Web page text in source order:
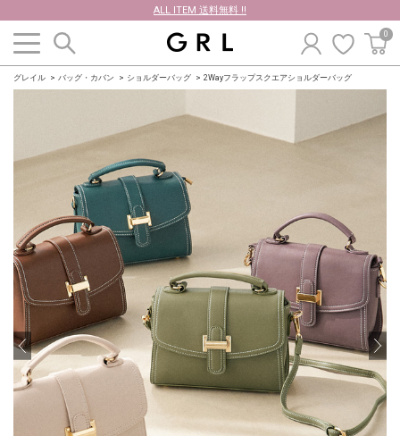
ALL ITEM 送料無料 !!
0
グレイル バッグ・カバン ショルダーバッグ 2Wayフラップスクエアショルダーバッグ